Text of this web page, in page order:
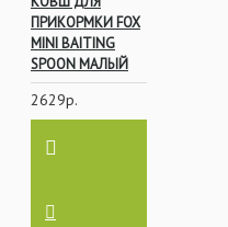
ПРИКОРМКИ FOX
MINI BAITING
SPOON МАЛЫЙ
2629р.